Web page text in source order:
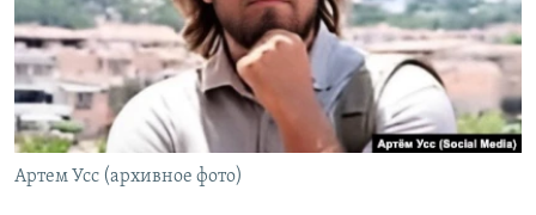
ПОДПИШИТЕСЬ НА РАССЫЛКУ
СОЦИАЛЬНЫЕ СЕТИ
Артем Усс (архивное фото)